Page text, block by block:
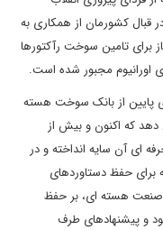
قبال کشورمان از همکاری به
برای تامین سوخت رآکتورها
اورانیوم مجبور شده است.
پایین از بانک سوخت هسته
که اکنون و بیش از
ای آن سایه انداخته و در
برای حفظ دستاوردهای
صنعت هسته ای، بر حفظ
و پیشنهادهای طرف